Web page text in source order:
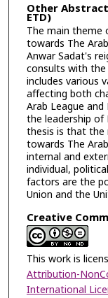
Other
ETD)
The main theme
towards The
Anwar Sadat's
consults with the
includes various
affecting both
Arab League
the leadership of
thesis is that the
towards The
internal and
individual,
factors are the
Union and the
Creative
This work is
Attribution-
International